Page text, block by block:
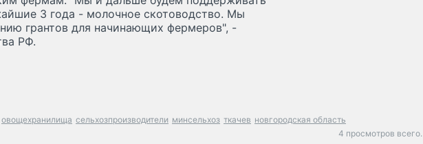
3 года - молочное скотоводство. Мы
грантов для начинающих фермеров", -
РФ.
овощехранилища сельхозпроизводители минсельхоз ткачев новгородская область
4 просмотров всего.